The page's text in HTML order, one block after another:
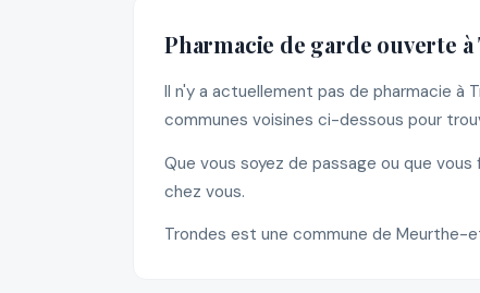
Pharmacie de garde ouverte
Il n'y a actuellement pas de pharmacie à
communes voisines ci-dessous pour
Que vous soyez de passage ou que
chez vous.
Trondes est une commune de